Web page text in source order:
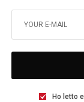
Ho letto